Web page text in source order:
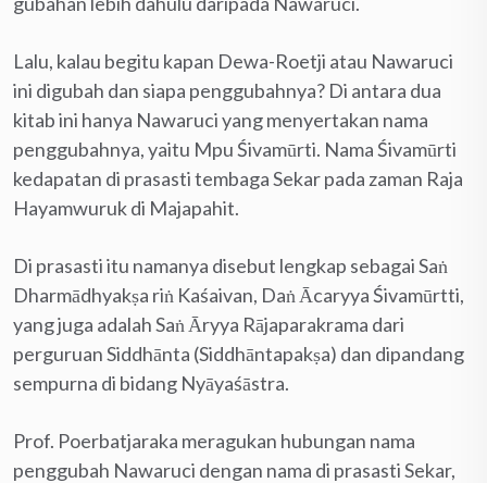
Lalu, kalau begitu kapan Dewa-Roetji atau Nawaruci
ini digubah dan siapa penggubahnya? Di antara dua
kitab ini hanya Nawaruci yang menyertakan nama
penggubahnya, yaitu Mpu Śivamūrti. Nama Śivamūrti
kedapatan di prasasti tembaga Sekar pada zaman Raja
Hayamwuruk di Majapahit.
Di prasasti itu namanya disebut lengkap sebagai Saṅ
Dharmādhyakṣa riṅ Kaśaivan, Daṅ Ācaryya Śivamūrtti,
yang juga adalah Saṅ Āryya Rājaparakrama dari
perguruan Siddhānta (Siddhāntapakṣa) dan dipandang
sempurna di bidang Nyāyaśāstra.
Prof. Poerbatjaraka meragukan hubungan nama
penggubah Nawaruci dengan nama di prasasti Sekar,